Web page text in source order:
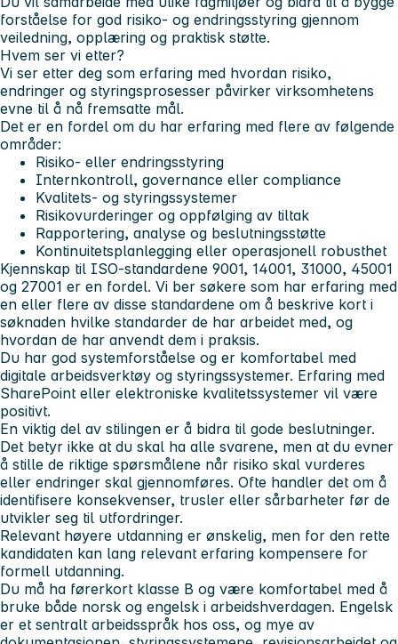
forståelse for god risiko- og endringsstyring gjennom
veiledning, opplæring og praktisk støtte.
Hvem ser vi etter?
Vi ser etter deg som erfaring med hvordan risiko,
endringer og styringsprosesser påvirker virksomhetens
evne til å nå fremsatte mål.
Det er en fordel om du har erfaring med flere av følgende
områder:
Risiko- eller endringsstyring
Internkontroll, governance eller compliance
Kvalitets- og styringssystemer
Risikovurderinger og oppfølging av tiltak
Rapportering, analyse og beslutningsstøtte
Kontinuitetsplanlegging eller operasjonell robusthet
Kjennskap til ISO-standardene 9001, 14001, 31000, 45001
og 27001 er en fordel. Vi ber søkere som har erfaring med
en eller flere av disse standardene om å beskrive kort i
søknaden hvilke standarder de har arbeidet med, og
hvordan de har anvendt dem i praksis.
Du har god systemforståelse og er komfortabel med
digitale arbeidsverktøy og styringssystemer. Erfaring med
SharePoint eller elektroniske kvalitetssystemer vil være
positivt.
En viktig del av stilingen er å bidra til gode beslutninger.
Det betyr ikke at du skal ha alle svarene, men at du evner
å stille de riktige spørsmålene når risiko skal vurderes
eller endringer skal gjennomføres. Ofte handler det om å
identifisere konsekvenser, trusler eller sårbarheter før de
utvikler seg til utfordringer.
Relevant høyere utdanning er ønskelig, men for den rette
kandidaten kan lang relevant erfaring kompensere for
formell utdanning.
Du må ha førerkort klasse B og være komfortabel med å
bruke både norsk og engelsk i arbeidshverdagen. Engelsk
er et sentralt arbeidsspråk hos oss, og mye av